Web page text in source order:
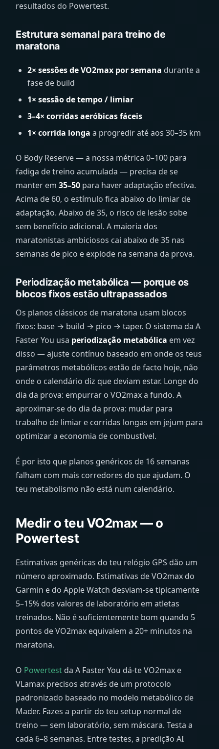
resultados do Powertest.
Estrutura semanal para treino de
maratona
2× sessões de VO2max por semana durante a
fase de build
1× sessão de tempo / limiar
3–4× corridas aeróbicas fáceis
1× corrida longa a progredir até aos 30–35 km
O Body Reserve — a nossa métrica 0–100 para
fadiga de treino acumulada — precisa de se
manter em 35–50 para haver adaptação efectiva.
Acima de 60, o estímulo fica abaixo do limiar de
adaptação. Abaixo de 35, o risco de lesão sobe
sem benefício adicional. A maioria dos
maratonistas ambiciosos cai abaixo de 35 nas
semanas de pico e explode na semana da prova.
Periodização metabólica — porque os
blocos fixos estão ultrapassados
Os planos clássicos de maratona usam blocos
fixos: base → build → pico → taper. O sistema da A
Faster You usa periodização metabólica em vez
disso — ajuste contínuo baseado em onde os teus
parâmetros metabólicos estão de facto hoje, não
onde o calendário diz que deviam estar. Longe do
dia da prova: empurrar o VO2max a fundo. A
aproximar-se do dia da prova: mudar para
trabalho de limiar e corridas longas em jejum para
optimizar a economia de combustível.
É por isto que planos genéricos de 16 semanas
falham com mais corredores do que ajudam. O
teu metabolismo não está num calendário.
Medir o teu VO2max — o
Powertest
Estimativas genéricas do teu relógio GPS dão um
número aproximado. Estimativas de VO2max do
Garmin e do Apple Watch desviam-se tipicamente
5–15% dos valores de laboratório em atletas
treinados. Não é suficientemente bom quando 5
pontos de VO2max equivalem a 20+ minutos na
maratona.
O Powertest da A Faster You dá-te VO2max e
VLamax precisos através de um protocolo
padronizado baseado no modelo metabólico de
Mader. Fazes a partir do teu setup normal de
treino — sem laboratório, sem máscara. Testa a
cada 6–8 semanas. Entre testes, a predição AI